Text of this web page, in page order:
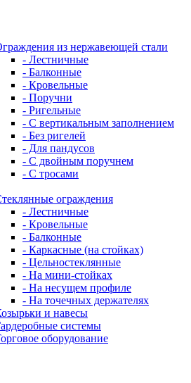
из нержавеющей стали
- Лестничные
- Балконные
- Кровельные
- Поручни
- Ригельные
- С вертикальным заполнением
- Без ригелей
- Для пандусов
- С двойным поручнем
- С тросами
ограждения
- Лестничные
- Кровельные
- Балконные
- Каркасные (на стойках)
- Цельностеклянные
- На мини-стойках
- На несущем профиле
- На точечных держателях
и навесы
системы
оборудование